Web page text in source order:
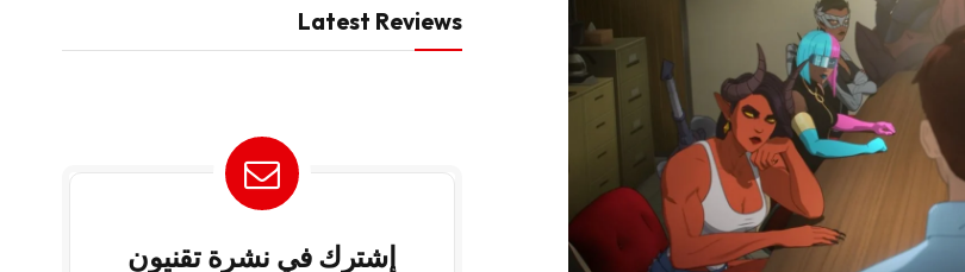
Latest Reviews
إشترك في نشرة تقنيون